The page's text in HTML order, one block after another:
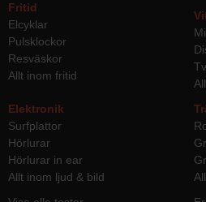
Fritid
Elcyklar
Pulsklockor
Resväskor
Allt inom fritid
Elektronik
Surfplattor
Hörlurar
Hörlurar in ear
Allt inom ljud & bild